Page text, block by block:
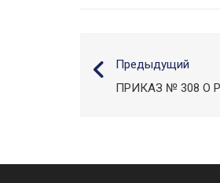
Предыдущий
ПРИКАЗ № 308 О